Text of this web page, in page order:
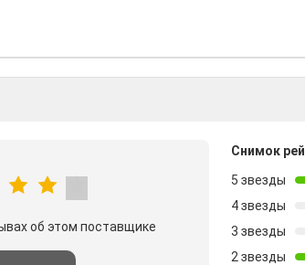
об этом поставщике
Снимок
5 звезды
4 звезды
3 звезды
2 звезды